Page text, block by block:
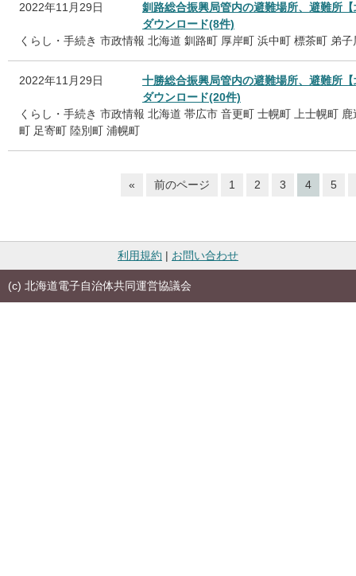
2022年11月29日
釧路総合振興局管内の避難場所、避難所
ダウンロード(8件)
くらし・手続き 市政情報 北海道 釧路町 厚岸町 浜中町 標茶町 弟子
2022年11月29日
十勝総合振興局管内の避難場所、避難所
ダウンロード(20件)
くらし・手続き 市政情報 北海道 帯広市 音更町 士幌町 上士幌町 鹿
町 足寄町 陸別町 浦幌町
« 前のページ 1 2 3 4 5
利用規約 | お問い合わせ
(c) 北海道電子自治体共同運営協議会